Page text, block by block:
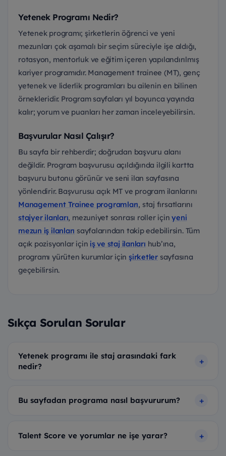
Yetenek Programı Nedir?
Yetenek programı; şirketlerin öğrenci ve yeni
mezunları çok aşamalı bir seçim süreciyle işe aldığı,
rotasyon, mentorluk ve eğitim içeren yapılandırılmış
kariyer programıdır. Management trainee (MT), genç
yetenek ve liderlik programları bu ailenin en bilinen
örnekleridir. Program sayfaları yıl boyunca yayında
kalır; yorum ve puanları her zaman inceleyebilirsin.
Başvurular Nasıl Çalışır?
Bu sayfa bir rehberdir; doğrudan başvuru alanı
değildir. Program başvurusu açıldığında ilgili kartta
başvuru butonu görünür ve seni ilan sayfasına
yönlendirir. Başvurusu açık MT ve program ilanlarını
Management Trainee programları, staj fırsatlarını
stajyer ilanları, mezuniyet sonrası roller içinyeni
mezun iş ilanları sayfalarından takip edebilirsin. Tüm
açık pozisyonlar için iş ve staj ilanları hub’ına,
programı yürüten kurumlar içinşirketler sayfasına
geçebilirsin.
Sıkça Sorulan Sorular
Yetenek programı ile staj arasındaki fark
nedir?
Bu sayfadan programa nasıl başvururum?
Talent Score ve yorumlar ne işe yarar?